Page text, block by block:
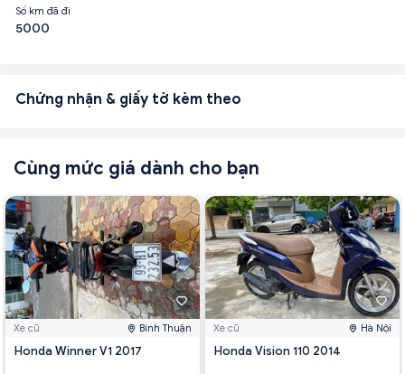
Số km đã đi
5000
Chứng nhận & giấy tờ kèm theo
Cùng mức giá dành cho bạn
Xe cũ Bình Thuận
Honda Winner V1 2017
Xe cũ Hà Nội
Honda Vision 110 2014